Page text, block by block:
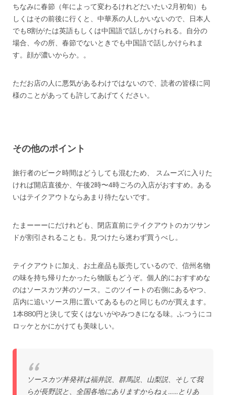
ちなみに春節（年によって変わるけれどだいたい2月初旬）も
しくはその前後に行くと、中華系の人しかいないので、日本人
でも8割がたは英語もしくは中国語で話しかけられる。自分の
場合、今の所、春節でないときでも中国語で話しかけられま
す。顔が濃いからか。。
ただお店の人に悪気があるわけではないので、読者の皆様に同
様のことがあっても許してあげてください。
その他のポイント
旅行者のピーク時間はどうしても混むため、 スムーズに入りた
ければ開店直後か、午後2時〜4時ごろの入店がおすすめ。ある
いはテイクアウトならあまり待たないです。
たまーーーにだけれども、閉店直前にテイクアウトのカツサン
ドが割引されることも。見つけたら迷わず買うべし。
テイクアウトに加え、お土産品も販売しているので、信州名物
の味を持ち帰りたかったら物販もどうぞ。個人的におすすめな
のはソースカツ丼のソース。このツイートの右側にあるやつ、
店内に追いソース用に置いてあるものと同じものが買えます。
1本880円と決して安くはないがやみつきになる味。ふつうにコ
ロッケとかにかけても美味しい。
ソースカツ丼発祥は福井説、群馬説、山梨説、そして我
らが長野説と、全国各地にありますからねぇ……とりあ